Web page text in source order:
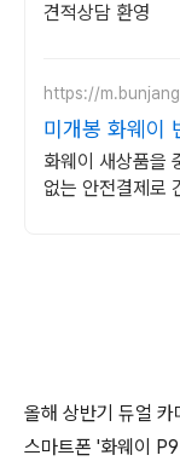
견적상담 환영
https://
미개봉 화웨이
랜드 중고거래
화웨이 새상품을
없는 안전결제로
올해 상반기 듀얼
스마트폰 '화웨이